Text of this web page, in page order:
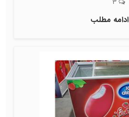
ادامه مطلب